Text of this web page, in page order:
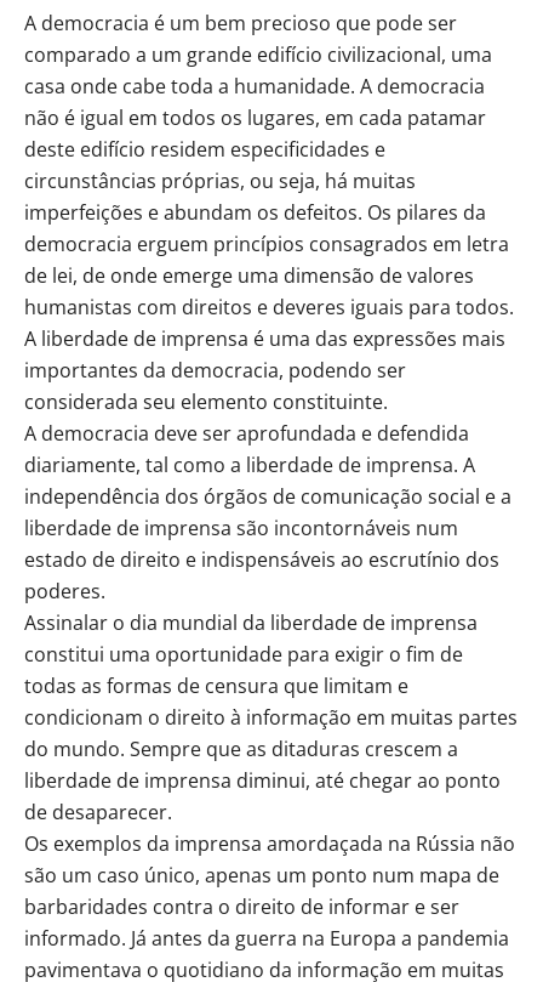
A democracia é um bem precioso que pode ser
comparado a um grande edifício civilizacional, uma
casa onde cabe toda a humanidade. A democracia
não é igual em todos os lugares, em cada patamar
deste edifício residem especificidades e
circunstâncias próprias, ou seja, há muitas
imperfeições e abundam os defeitos. Os pilares da
democracia erguem princípios consagrados em letra
de lei, de onde emerge uma dimensão de valores
humanistas com direitos e deveres iguais para todos.
A liberdade de imprensa é uma das expressões mais
importantes da democracia, podendo ser
considerada seu elemento constituinte.
A democracia deve ser aprofundada e defendida
diariamente, tal como a liberdade de imprensa. A
independência dos órgãos de comunicação social e a
liberdade de imprensa são incontornáveis num
estado de direito e indispensáveis ao escrutínio dos
poderes.
Assinalar o dia mundial da liberdade de imprensa
constitui uma oportunidade para exigir o fim de
todas as formas de censura que limitam e
condicionam o direito à informação em muitas partes
do mundo. Sempre que as ditaduras crescem a
liberdade de imprensa diminui, até chegar ao ponto
de desaparecer.
Os exemplos da imprensa amordaçada na Rússia não
são um caso único, apenas um ponto num mapa de
barbaridades contra o direito de informar e ser
informado. Já antes da guerra na Europa a pandemia
pavimentava o quotidiano da informação em muitas